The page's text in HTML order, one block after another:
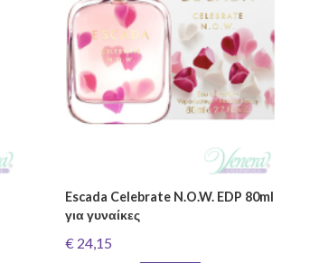
Escada Celebrate N.O.W. EDP 80ml
για γυναίκες
€ 24,15